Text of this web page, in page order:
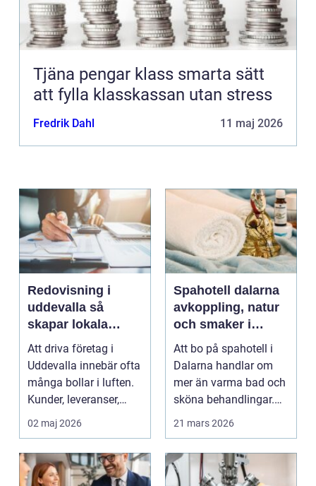
Tjäna pengar klass smarta sätt
att fylla klasskassan utan stress
Fredrik Dahl 11 maj 2026
Redovisning i
uddevalla så
skapar lokala
företag trygg
ekonomi
Att driva företag i
Uddevalla innebär ofta
många bollar i luften.
Kunder, leveranser,
personal och m...
02 maj 2026
Spahotell dalarna
avkoppling, natur
och smaker i
hjärtat av
landskapet
Att bo på spahotell i
Dalarna handlar om
mer än varma bad och
sköna behandlingar.
Kombinationen av s...
21 mars 2026